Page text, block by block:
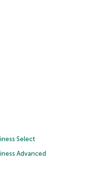
Select
Advanced